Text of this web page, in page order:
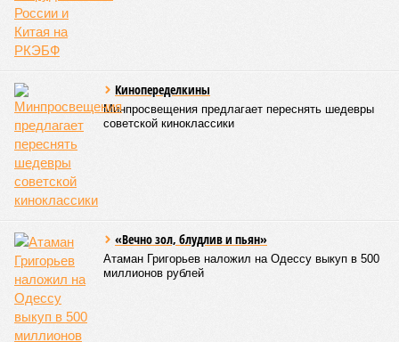
Кинопеределкины
Минпросвещения предлагает переснять шедевры
советской киноклассики
«Вечно зол, блудлив и пьян»
Атаман Григорьев наложил на Одессу выкуп в 500
миллионов рублей